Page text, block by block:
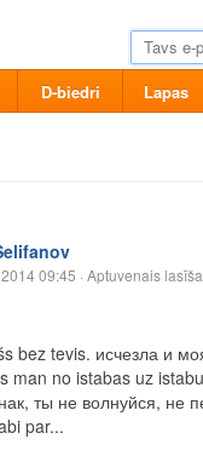
D-biedri Lapas
09:45 · Aptuvenais
bez tevis. исчезла и
man no istabas uz
ты не волнуйся, не
par...